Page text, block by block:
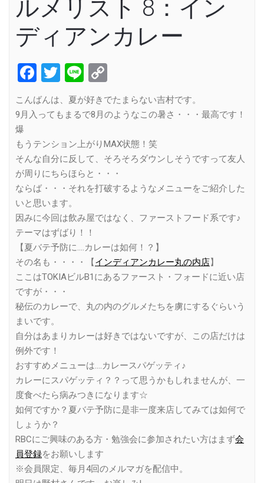
ルメリスト 8：イン
ディアンカレー
Facebook
Twitter
Line
Link
こんばんは、夏が好きでたまらない吉村です。
9月入ってもまるで8月のようなこの暑さ・・・最高です！
爆
もうテンション上がりMAX状態！笑
そんな自分に反して、そろそろダウンしそうですって友人
が周りにちらほらと・・・
ならば・・・それを打破するようなメニューをご紹介した
いと思います。
因みに今回は飲み屋ではなく、ファーストフード系です♪
テーマはずばり！！
【夏バテ予防に….カレーは如何！？】
その名も・・・・【インディアンカレー丸の内店】
ここはTOKIAビルB1にあるファースト・フォードに近い店
ですが・・・
秘伝のカレーで、丸の内のグルメたちを虜にするぐらいう
まいです。
自分はあまりカレーは好きではないですが、この店だけは
例外です！
おすすめメニューは….カレースパゲッティ♪
カレーにスパゲッティ？？って思うかもしれませんが、一
度食べたら病みつきになります☆
如何ですか？夏バテ予防に是非一度来店してみては如何で
しょうか？
RBCにご興味のある方・勉強会に参加されたい方はまず会
員登録をお願いします
※会員限定、毎月4回のメルマガを配信中。